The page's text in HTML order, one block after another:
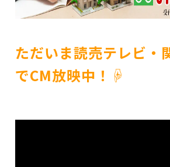
ただいま読売テレビ・
でCM放映中！☟